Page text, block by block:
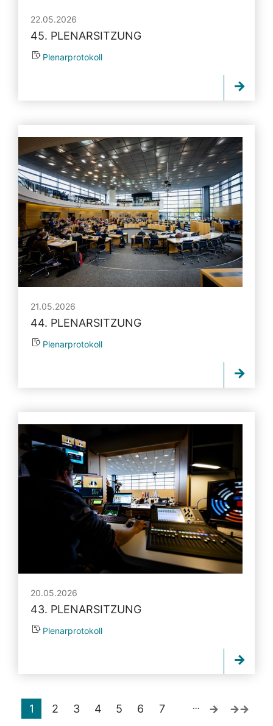
22.05.2026
45. PLENARSITZUNG
Plenarprotokoll
21.05.2026
44. PLENARSITZUNG
Plenarprotokoll
20.05.2026
43. PLENARSITZUNG
Plenarprotokoll
1 2 3 4 5 6 7 …